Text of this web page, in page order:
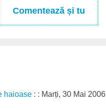
Comentează și tu
haioase : : Marți, 30 Mai 2006